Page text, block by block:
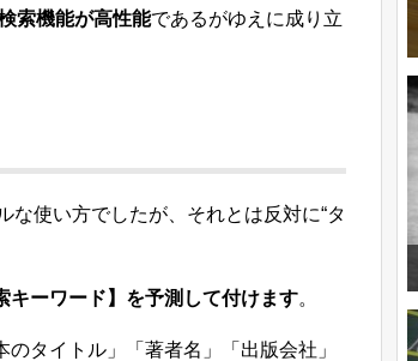
索機能が高性能であるがゆえに成り立
な使い方でしたが、それとは反対に“タ
キーワード】を予測して付けます。
タイトル」「著者名」「出版会社」